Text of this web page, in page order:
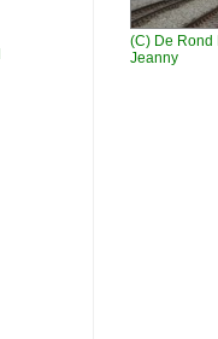
(C) De Rond
Jeanny